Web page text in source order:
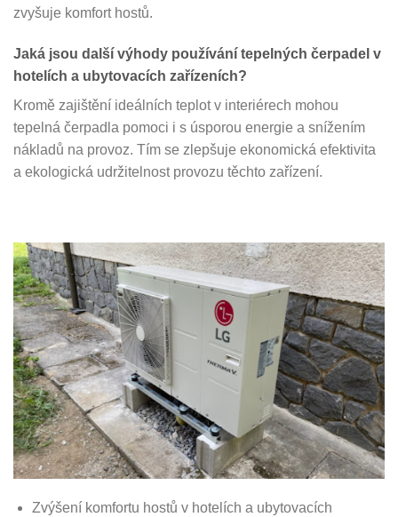
zvyšuje komfort hostů.
Jaká jsou další výhody používání tepelných čerpadel v
hotelích a ubytovacích zařízeních?
Kromě zajištění ideálních teplot v interiérech mohou
tepelná čerpadla pomoci i s úsporou energie a snížením
nákladů na provoz. Tím se zlepšuje ekonomická efektivita
a ekologická udržitelnost provozu těchto zařízení.
Zvýšení komfortu hostů v hotelích a ubytovacích